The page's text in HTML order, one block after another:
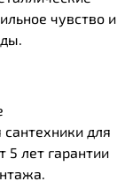
чувство и
для
5 лет гарантии